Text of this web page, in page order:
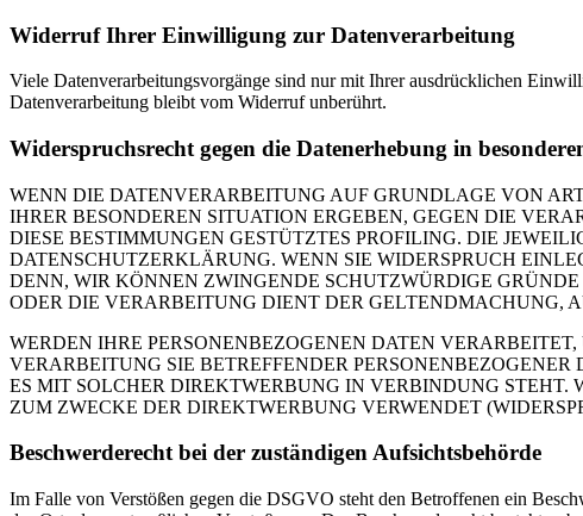
Widerruf Ihrer Einwilligung zur Datenverarbeitung
Viele Datenverarbeitungsvorgänge sind nur mit Ihrer ausdrücklichen
Datenverarbeitung bleibt vom Widerruf unberührt.
Widerspruchsrecht gegen die Datenerhebung in
WENN DIE DATENVERARBEITUNG AUF GRUNDLAGE VON
IHRER BESONDEREN SITUATION ERGEBEN, GEGEN DIE
DIESE BESTIMMUNGEN GESTÜTZTES PROFILING. DIE
DATENSCHUTZERKLÄRUNG. WENN SIE WIDERSPRUCH
DENN, WIR KÖNNEN ZWINGENDE SCHUTZWÜRDIGE
ODER DIE VERARBEITUNG DIENT DER GELTENDMACHUNG,
WERDEN IHRE PERSONENBEZOGENEN DATEN
VERARBEITUNG SIE BETREFFENDER
ES MIT SOLCHER DIREKTWERBUNG IN VERBINDUNG STEHT.
ZUM ZWECKE DER DIREKTWERBUNG VERWENDET
Beschwerde­recht bei der zuständigen Aufsichts­behörde
Im Falle von Verstößen gegen die DSGVO steht den Betroffenen ein